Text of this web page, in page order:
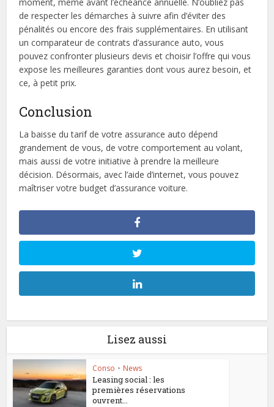
moment, même avant l’échéance annuelle. N’oubliez pas
de respecter les démarches à suivre afin d’éviter des
pénalités ou encore des frais supplémentaires. En utilisant
un comparateur de contrats d’assurance auto, vous
pouvez confronter plusieurs devis et choisir l’offre qui vous
expose les meilleures garanties dont vous aurez besoin, et
ce, à petit prix.
Conclusion
La baisse du tarif de votre assurance auto dépend
grandement de vous, de votre comportement au volant,
mais aussi de votre initiative à prendre la meilleure
décision. Désormais, avec l’aide d’internet, vous pouvez
maîtriser votre budget d’assurance voiture.
Lisez aussi
Conso • News
Leasing social : les
premières réservations
ouvrent...